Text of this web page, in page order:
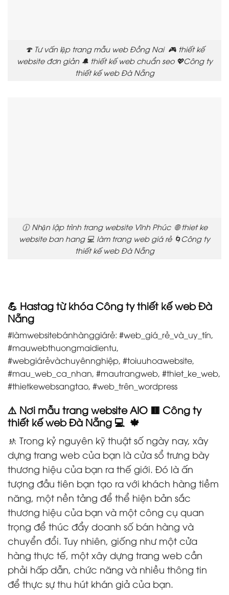
🍄 Tư vấn lập trang mẫu web Đồng Nai 🎮 thiết kế
website đơn giản 🔔 thiết kế web chuẩn seo 💖Công ty
thiết kế web Đà Nẵng
🕧 Nhận lập trình trang website Vĩnh Phúc 🌐 thiet ke
website ban hang 💻 làm trang web giá rẻ 🌀Công ty
thiết kế web Đà Nẵng
💪 Hastag từ khóa Công ty thiết kế web Đà
Nẵng
#làmwebsitebánhànggiárẻ: #web_giá_rẻ_và_uy_tín,
#mauwebthuongmaidientu,
#webgiárẻvàchuyênnghiệp, #toiuuhoawebsite,
#mau_web_ca_nhan, #mautrangweb, #thiet_ke_web,
#thietkewebsangtao, #web_trên_wordpress
⚠️ Nơi mẫu trang website AIO 🟥 Công ty
thiết kế web Đà Nẵng 💻 🍁
🚸 Trong kỷ nguyên kỹ thuật số ngày nay, xây
dựng trang web của bạn là cửa sổ trưng bày
thương hiệu của bạn ra thế giới. Đó là ấn
tượng đầu tiên bạn tạo ra với khách hàng tiềm
năng, một nền tảng để thể hiện bản sắc
thương hiệu của bạn và một công cụ quan
trọng để thúc đẩy doanh số bán hàng và
chuyển đổi. Tuy nhiên, giống như một cửa
hàng thực tế, một xây dựng trang web cần
phải hấp dẫn, chức năng và nhiều thông tin
để thực sự thu hút khán giả của bạn.